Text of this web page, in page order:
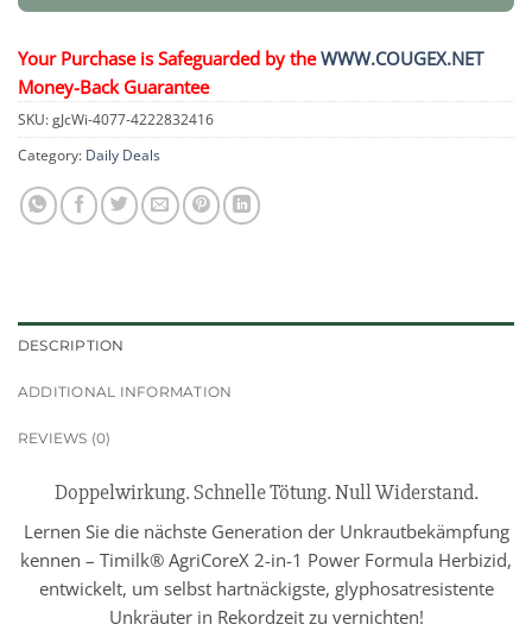
Your Purchase is Safeguarded by theWWW.COUGEX.NET
Money-Back Guarantee
SKU:gJcWi-4077-4222832416
Category: Daily Deals
DESCRIPTION
ADDITIONAL INFORMATION
REVIEWS (0)
Doppelwirkung. Schnelle Tötung. Null Widerstand.
Lernen Sie die nächste Generation der Unkrautbekämpfung
kennen – Timilk® AgriCoreX 2-in-1 Power Formula Herbizid,
entwickelt, um selbst hartnäckigste, glyphosatresistente
Unkräuter in Rekordzeit zu vernichten!